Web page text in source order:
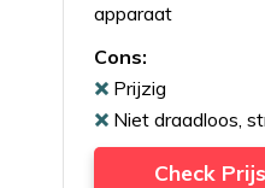
apparaat
Cons:
Prijzig
Niet draadloos,
Check